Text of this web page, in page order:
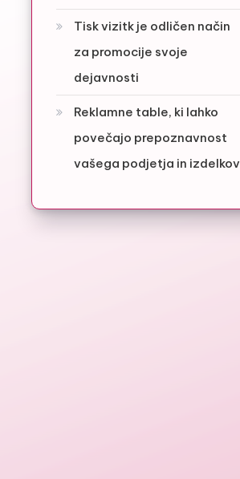
Tisk vizitk je odličen način
za promocije svoje
dejavnosti
Reklamne table, ki lahko
povečajo prepoznavnost
vašega podjetja in izdelkov